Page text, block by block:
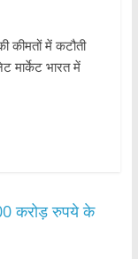
कीमतों में कटौती
मार्केट भारत में
करोड़ रुपये के